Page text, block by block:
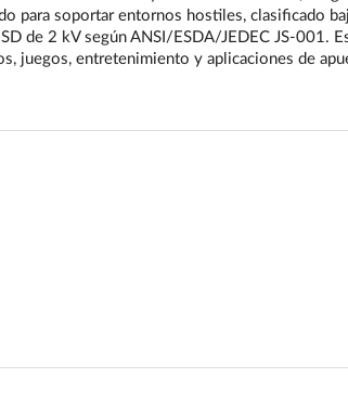
para soportar entornos hostiles, clasificado
de 2 kV según ANSI/ESDA/JEDEC JS-001.
juegos, entretenimiento y aplicaciones de